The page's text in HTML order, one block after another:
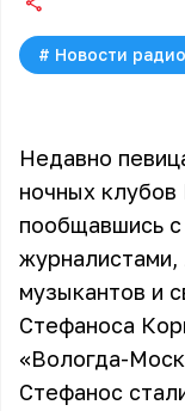
# Новости
Недавно
ночных
пообщавшись
музыкантов и
Стефаноса
«Вологда-
Стефанос